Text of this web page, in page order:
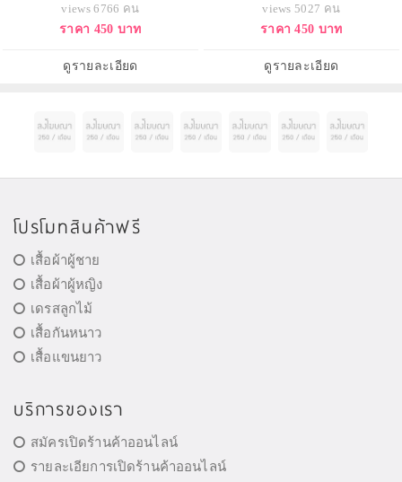
สูตรกลางคืน ช่วยเสริมการฟื้นบำรุง
ตามธรรมชาติและยกกระชับผิวยาม
Complex ทำงานเสริมวงจรฟื้นสภาพ
ผิวตามธรรมชาติ เพื่อกา
views 6766 คน
ราคา 450 บาท
ดูรายละเอียด
กระชับระหว่างวันด้วย เดย์ครีมเข้ม
ข้นที่จะมอบ ความชุ่มชื่นยาวนาน
ปกป้องผิวจากการคุกคามของสภาวะ
แวดล้อมและเทคโนโลยีลิขสิทธิ
views 5027 คน
ราคา 450 บาท
ดูรายละเอียด
โปรโมทสินค้าฟรี
เสื้อผ้าผู้ชาย
เสื้อผ้าผู้หญิง
เดรสลูกไม้
เสื้อกันหนาว
เสื้อแขนยาว
บริการของเรา
สมัครเปิดร้านค้าออนไลน์
รายละเอียการเปิดร้านค้าออนไลน์